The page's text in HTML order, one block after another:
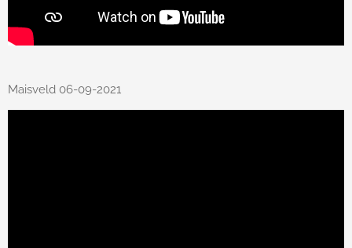
Maisveld 06-09-2021